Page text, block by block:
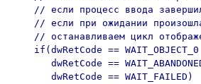
// если процесс ввода
// если при ожидании
// останавливаем цикл
if(dwRetCode ==
dwRetCode ==
       dwRetCode == WAIT_FAILED)